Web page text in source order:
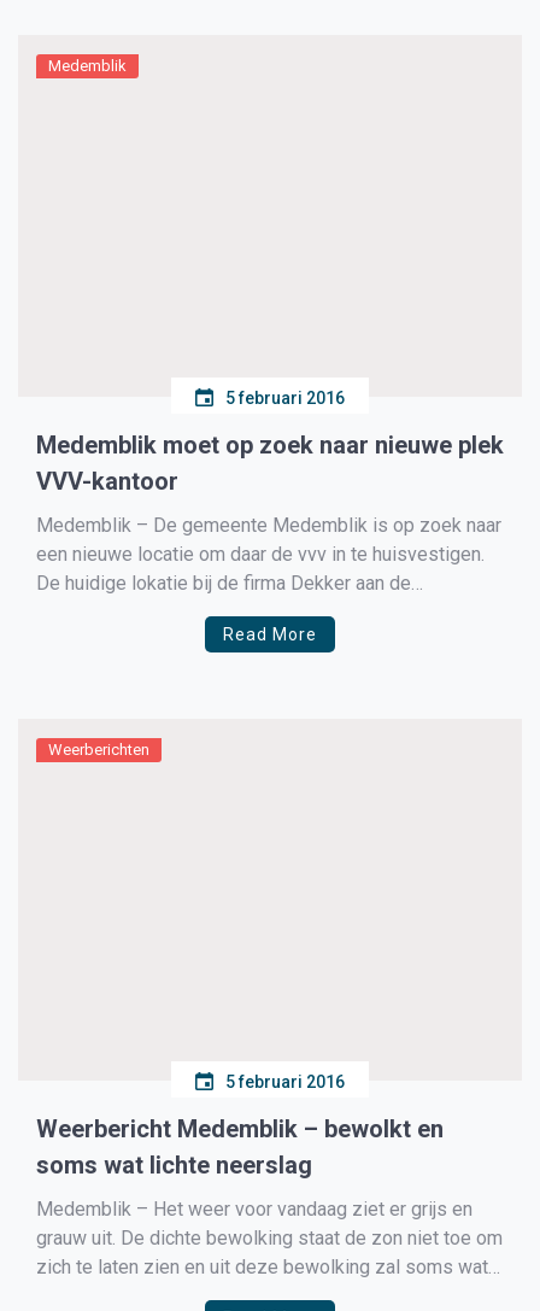
Medemblik
5 februari 2016
Medemblik moet op zoek naar nieuwe plek
VVV-kantoor
Medemblik – De gemeente Medemblik is op zoek naar
een nieuwe locatie om daar de vvv in te huisvestigen.
De huidige lokatie bij de firma Dekker aan de
Nieuwstraat is gestopt. Dekker heeft de gemeente
Medemblik laten weten niet langer de VVV te willen
Read More
Weerberichten
5 februari 2016
Weerbericht Medemblik – bewolkt en
soms wat lichte neerslag
Medemblik – Het weer voor vandaag ziet er grijs en
grauw uit. De dichte bewolking staat de zon niet toe om
zich te laten zien en uit deze bewolking zal soms wat
lichte neerslag gaan vallen. .De middagtemperatuur